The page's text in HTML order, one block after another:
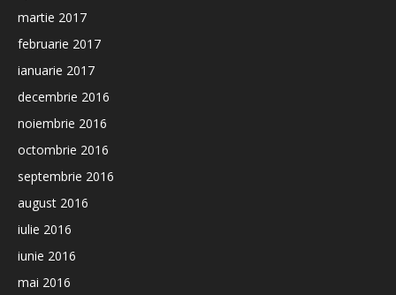
martie 2017
februarie 2017
ianuarie 2017
decembrie 2016
noiembrie 2016
octombrie 2016
septembrie 2016
august 2016
iulie 2016
iunie 2016
mai 2016